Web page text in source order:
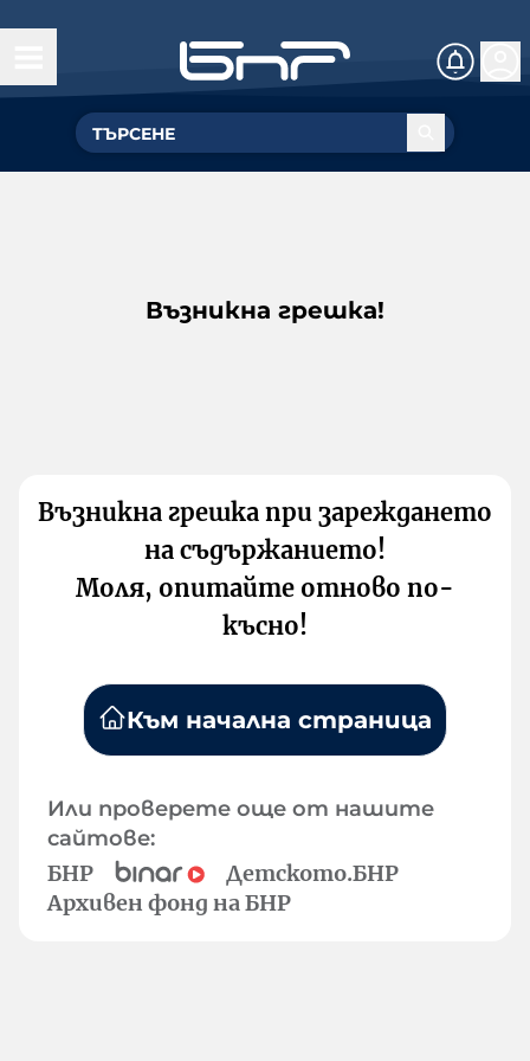
Възникна грешка!
Възникна грешка при зареждането
на съдържанието!
Моля, опитайте отново по-
късно!
Към начална страница
Или проверете още от нашите
сайтове:
БНР
Детското.БНР
Архивен фонд на БНР